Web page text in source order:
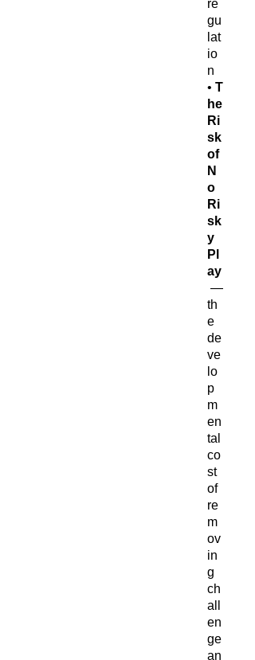
re
gu
lat
io
n
• T
he
Ri
sk
of
N
o
Ri
sk
y
Pl
ay
—
th
e
de
ve
lo
p
m
en
tal
co
st
of
re
m
ov
in
g
ch
all
en
ge
an